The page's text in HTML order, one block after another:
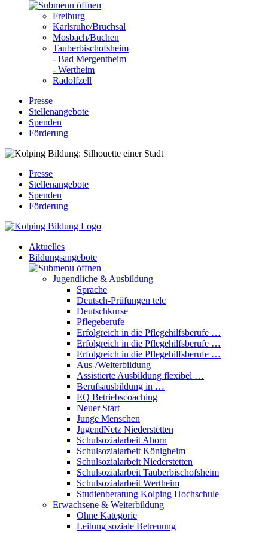
Freiburg
Karlsruhe/Bruchsal
Mosbach/Buchen
Tauberbischofsheim
- Bad Mergentheim
- Wertheim
Radolfzell
Presse
Stellenangebote
Spenden
Förderung
Presse
Stellenangebote
Spenden
Förderung
Aktuelles
Bildungsangebote
Jugendliche & Ausbildung
Sprache
Deutsch-Prüfungen telc
Deutschkurse
Pflegeberufe
Erfolgreich in die Pflegehilfsberufe …
Erfolgreich in die Pflegehilfsberufe …
Erfolgreich in die Pflegehilfsberufe …
Aus-/Weiterbildung
Assistierte Ausbildung flexibel …
Berufsausbildung in …
EQ Betriebscoaching
Neuer Start
Junge Menschen
JugendNetz Niederstetten
Schulsozialarbeit Ahorn
Schulsozialarbeit Königheim
Schulsozialarbeit Niederstetten
Schulsozialarbeit Tauberbischofsheim
Schulsozialarbeit Wertheim
Studienberatung Kolping Hochschule
Erwachsene & Weiterbildung
Ohne Kategorie
Leitung soziale Betreuung